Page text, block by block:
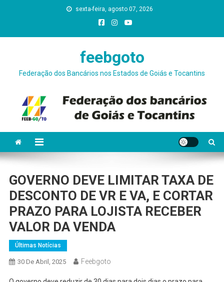
sexta-feira, agosto 07, 2026
feebgoto
Federação dos Bancários nos Estados de Goiás e Tocantins
GOVERNO DEVE LIMITAR TAXA DE
DESCONTO DE VR E VA, E CORTAR
PRAZO PARA LOJISTA RECEBER
VALOR DA VENDA
Últimas Notícias
30 De Abril, 2025 Feebgoto